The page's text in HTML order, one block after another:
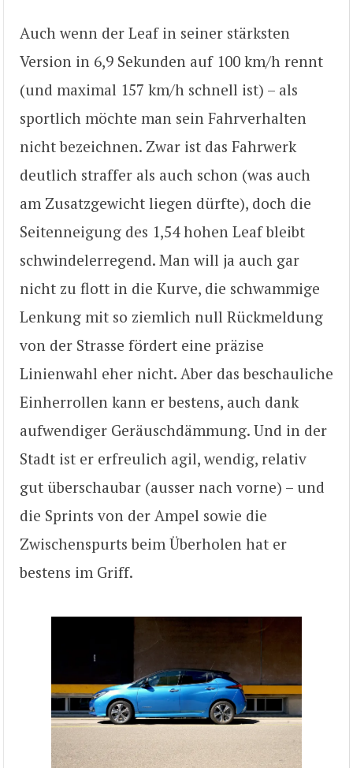
Auch wenn der Leaf in seiner stärksten
Version in 6,9 Sekunden auf 100 km/h rennt
(und maximal 157 km/h schnell ist) – als
sportlich möchte man sein Fahrverhalten
nicht bezeichnen. Zwar ist das Fahrwerk
deutlich straffer als auch schon (was auch
am Zusatzgewicht liegen dürfte), doch die
Seitenneigung des 1,54 hohen Leaf bleibt
schwindelerregend. Man will ja auch gar
nicht zu flott in die Kurve, die schwammige
Lenkung mit so ziemlich null Rückmeldung
von der Strasse fördert eine präzise
Linienwahl eher nicht. Aber das beschauliche
Einherrollen kann er bestens, auch dank
aufwendiger Geräuschdämmung. Und in der
Stadt ist er erfreulich agil, wendig, relativ
gut überschaubar (ausser nach vorne) – und
die Sprints von der Ampel sowie die
Zwischenspurts beim Überholen hat er
bestens im Griff.